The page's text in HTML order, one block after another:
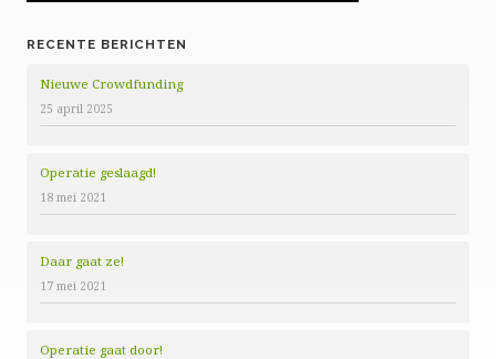
RECENTE BERICHTEN
Nieuwe Crowdfunding
25 april 2025
Operatie geslaagd!
18 mei 2021
Daar gaat ze!
17 mei 2021
Operatie gaat door!